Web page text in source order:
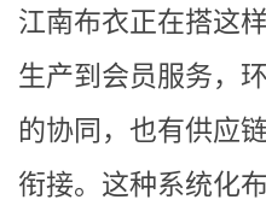
江南布衣正在搭这
生产到会员服务，
的协同，也有供应
衔接。这种系统化